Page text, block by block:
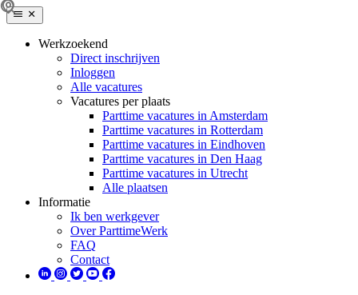
Werkzoekend
Direct inschrijven
Inloggen
Alle vacatures
Vacatures per plaats
Parttime vacatures in Amsterdam
Parttime vacatures in Rotterdam
Parttime vacatures in Eindhoven
Parttime vacatures in Den Haag
Parttime vacatures in Utrecht
Alle plaatsen
Informatie
Ik ben werkgever
Over ParttimeWerk
FAQ
Contact